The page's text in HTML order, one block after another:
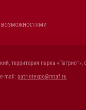
территория парка «Патриот»,
mail: patriotexpo@mtaf.ru